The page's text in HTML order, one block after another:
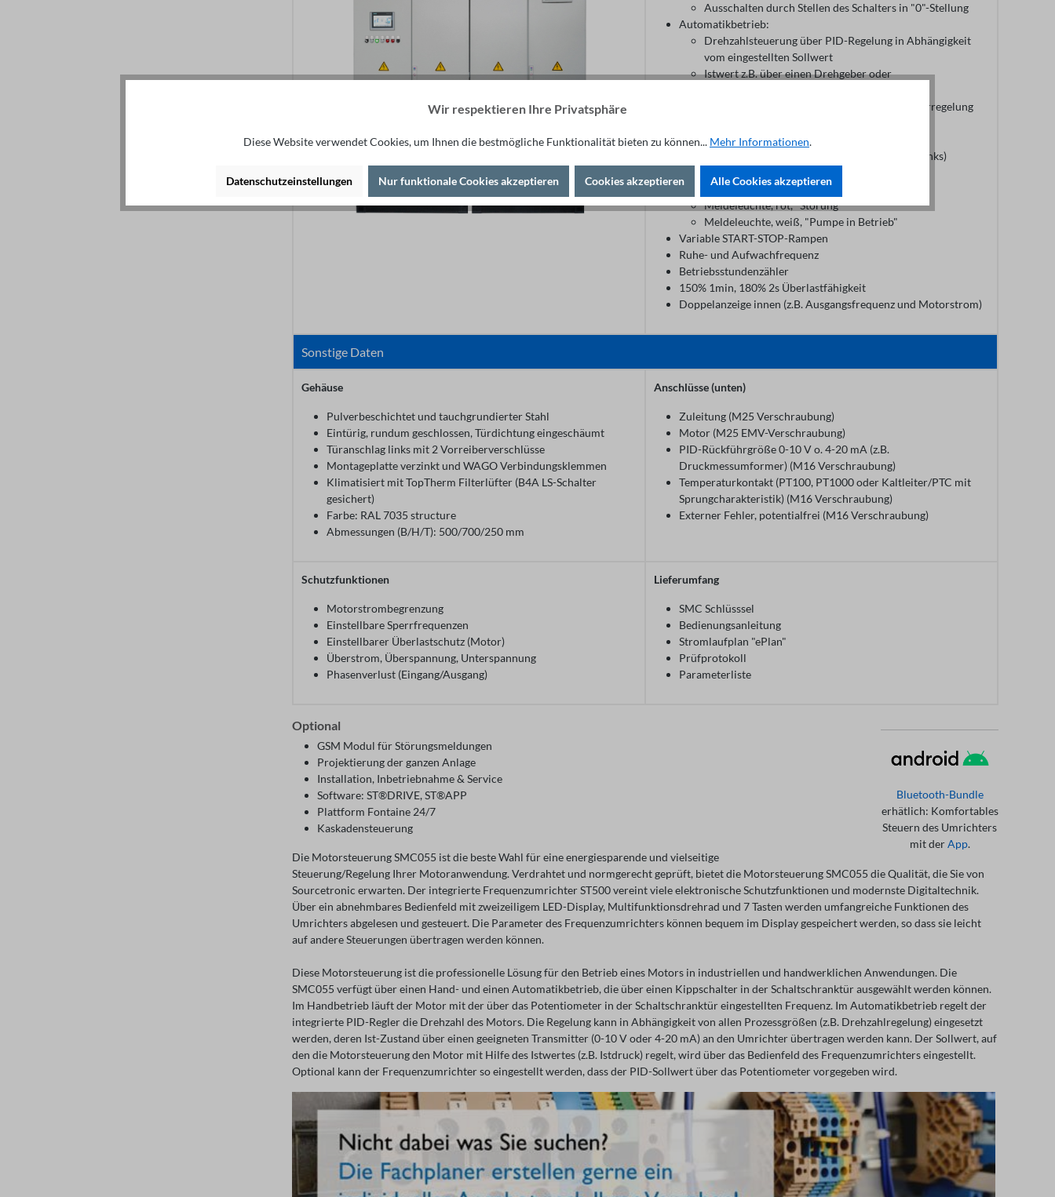
Ausschalten durch Stellen des Schalters in "0"-Stellung
Automatikbetrieb:
Drehzahlsteuerung über PID-Regelung in Abhängigkeit
vom eingestellten Sollwert
Istwert z.B. über einen Drehgeber oder
Druckregelung, Drehzahlregelung, Temperaturregelung
Bedien-/ Meldeelemente SIEMENS:
Hauptschalter rastend (gelb/rot, Seitenwand links)
Präzisions-Potentiometer 4.7 kOhm
Meldeleuchte, rot, "Störung"
Meldeleuchte, weiß, "Pumpe in Betrieb"
Variable START-STOP-Rampen
Ruhe- und Aufwachfrequenz
Betriebsstundenzähler
150% 1min, 180% 2s Überlastfähigkeit
Doppelanzeige innen (z.B. Ausgangsfrequenz und Motorstrom)
Sonstige Daten
Gehäuse
Pulverbeschichtet und tauchgrundierter Stahl
Eintürig, rundum geschlossen, Türdichtung eingeschäumt
Türanschlag links mit 2 Vorreiberverschlüsse
Montageplatte verzinkt und WAGO Verbindungsklemmen
Klimatisiert mit TopTherm Filterlüfter (B4A LS-Schalter
gesichert)
Farbe: RAL 7035 structure
Abmessungen (B/H/T): 500/700/250 mm
Anschlüsse (unten)
Zuleitung (M25 Verschraubung)
Motor (M25 EMV-Verschraubung)
PID-Rückführgröße 0-10 V o. 4-20 mA (z.B.
Druckmessumformer) (M16 Verschraubung)
Temperaturkontakt (PT100, PT1000 oder Kaltleiter/PTC mit
Sprungcharakteristik) (M16 Verschraubung)
Externer Fehler, potentialfrei (M16 Verschraubung)
Schutzfunktionen
Motorstrombegrenzung
Einstellbare Sperrfrequenzen
Einstellbarer Überlastschutz (Motor)
Überstrom, Überspannung, Unterspannung
Phasenverlust (Eingang/Ausgang)
Lieferumfang
SMC Schlüsssel
Bedienungsanleitung
Stromlaufplan "ePlan"
Prüfprotokoll
Parameterliste
Bluetooth-Bundle
erhätlich: Komfortables
Steuern des Umrichters
mit derApp.
Optional
GSM Modul für Störungsmeldungen
Projektierung der ganzen Anlage
Installation, Inbetriebnahme & Service
Software: ST®DRIVE, ST®APP
Plattform Fontaine 24/7
Kaskadensteuerung
Die Motorsteuerung SMC055 ist die beste Wahl für eine energiesparende und vielseitige
Steuerung/Regelung Ihrer Motoranwendung. Verdrahtet und normgerecht geprüft, bietet die Motorsteuerung SMC055 die Qualität, die Sie von
Sourcetronic erwarten. Der integrierte Frequenzumrichter ST500 vereint viele elektronische Schutzfunktionen und modernste Digitaltechnik.
Über ein abnehmbares Bedienfeld mit zweizeiligem LED-Display, Multifunktionsdrehrad und 7 Tasten werden umfangreiche Funktionen des
Umrichters abgelesen und gesteuert. Die Parameter des Frequenzumrichters können bequem im Display gespeichert werden, so dass sie leicht
auf andere Steuerungen übertragen werden können.
Diese Motorsteuerung ist die professionelle Lösung für den Betrieb eines Motors in industriellen und handwerklichen Anwendungen. Die
SMC055 verfügt über einen Hand- und einen Automatikbetrieb, die über einen Kippschalter in der Schaltschranktür ausgewählt werden können.
Im Handbetrieb läuft der Motor mit der über das Potentiometer in der Schaltschranktür eingestellten Frequenz. Im Automatikbetrieb regelt der
integrierte PID-Regler die Drehzahl des Motors. Die Regelung kann in Abhängigkeit von allen Prozessgrößen (z.B. Drehzahlregelung) eingesetzt
werden, deren Ist-Zustand über einen geeigneten Transmitter (0-10 V oder 4-20 mA) an den Umrichter übertragen werden kann. Der Sollwert, auf
den die Motorsteuerung den Motor mit Hilfe des Istwertes (z.B. Istdruck) regelt, wird über das Bedienfeld des Frequenzumrichters eingestellt.
Optional kann der Frequenzumrichter so eingestellt werden, dass der PID-Sollwert über das Potentiometer vorgegeben wird.
Wir respektieren Ihre Privatsphäre
Diese Website verwendet Cookies, um Ihnen die bestmögliche Funktionalität bieten zu können... Mehr Informationen.
Datenschutzeinstellungen Nur funktionale Cookies akzeptieren Cookies akzeptieren Alle Cookies akzeptieren